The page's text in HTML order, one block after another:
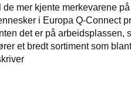
mer kjente merkevarene
i Europa Q-Connect
det er på arbeidsplassen,
et bredt sortiment som